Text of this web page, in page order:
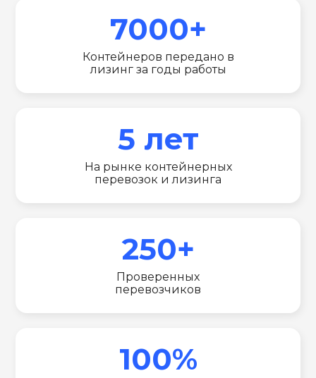
7000+
Контейнеров передано в
лизинг за годы работы
5 лет
На рынке контейнерных
перевозок и лизинга
250+
Проверенных
перевозчиков
100%